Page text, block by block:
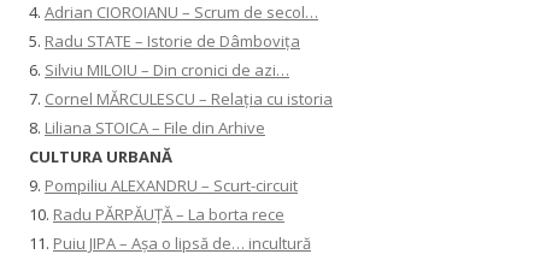
4. Adrian CIOROIANU – Scrum de secol…
5. Radu STATE – Istorie de Dâmbovița
6. Silviu MILOIU – Din cronici de azi…
7. Cornel MĂRCULESCU – Relația cu istoria
8. Liliana STOICA – File din Arhive
CULTURA URBANĂ
9. Pompiliu ALEXANDRU – Scurt-circuit
10. Radu PĂRPĂUȚĂ – La borta rece
11. Puiu JIPA – Așa o lipsă de… incultură